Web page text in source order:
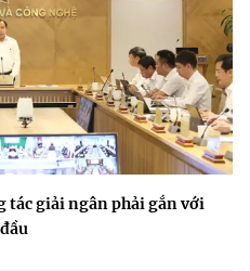
tác giải ngân phải gắn với